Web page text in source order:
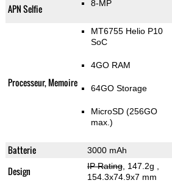
APN Selfie 8-MP
Processeur, Memoire
MT6755 Helio P10
SoC
4GO RAM
64GO Storage
MicroSD (256GO
max.)
Batterie 3000 mAh
Design IP Rating, 147.2g
154.3x74.9x7 mm